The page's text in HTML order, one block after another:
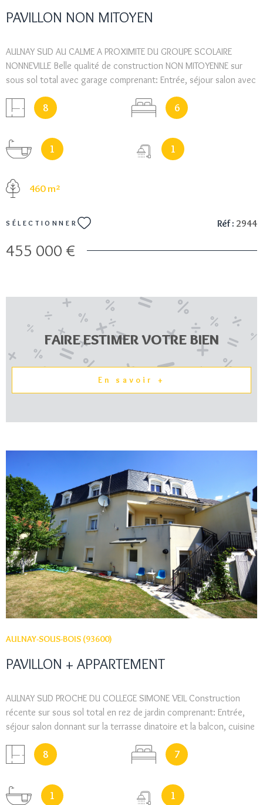
PAVILLON NON MITOYEN
AULNAY SUD AU CALME A PROXIMITE DU GROUPE SCOLAIRE
NONNEVILLE Belle qualité de construction NON MITOYENNE sur
sous sol total avec garage comprenant: Entrée, séjour salon avec
accès terrasse et jardin, cuisine séparée dinatoire, 6 chambres
dont 2 en rez de jardin et 1 en rez de chaussée, salle de bains,
salle d'eau, 3 wc. POSSIBILTE DE FAIRE UN APPARTEMENT EN REZ DE
JARDIN. TERRAIN 470 M².
8 6
1 1
460 m²
SÉLECTIONNER Réf : 2944
455 000 €
FAIRE ESTIMER VOTRE BIEN
En savoir +
AULNAY-SOUS-BOIS (93600)
PAVILLON + APPARTEMENT
AULNAY SUD PROCHE DU COLLEGE SIMONE VEIL Construction
récente sur sous sol total en rez de jardin comprenant: Entrée,
séjour salon donnant sur la terrasse dinatoire et la balcon, cuisine
equipée donnant également sur la terrasse, 5 chambres dont 1 en
rez de chaussée, salle de bains, salle d'eau, 3 wc. EN REZ DE
JARDIN UN APPARTEMENT DE TYPE F3 INDEPENDANT. POMPE A
CHALEUR TERRAIN 360 M².
8 7
1 1
VOIR LE BIEN